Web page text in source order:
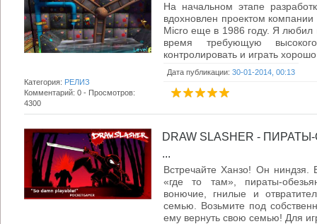
На начальном этапе
вдохновлен проектом
Micro еще в 1986 году. Я любил
время требующую
контролировать и играть
Дата публикации: 30-01-2014, 00:13
Категория: РЕЛИЗ
Комментарий: 0 - Просмотров:
4300
DRAW SLASHER -
...
Встречайте Ханзо! Он ниндзя.
«где то там», пираты-
вонючие, гнилые и
семью. Возьмите под
ему вернуть свою семью! Для